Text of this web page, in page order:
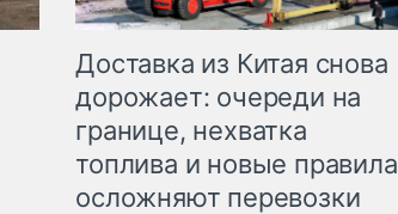
Доставка из Китая снова
дорожает: очереди на
границе, нехватка
топлива и новые правила
осложняют перевозки